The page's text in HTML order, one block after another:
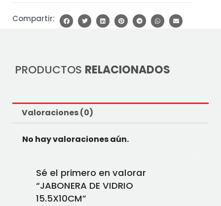
Compartir:
PRODUCTOS RELACIONADOS
Valoraciones (0)
No hay valoraciones aún.
Sé el primero en valorar
“JABONERA DE VIDRIO
15.5X10CM”